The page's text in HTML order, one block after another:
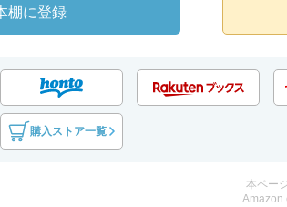
棚に登録
購入ストア一覧
本ペー